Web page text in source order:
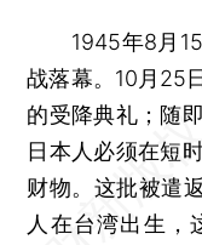
1945年8月15
战落幕。10月25
的受降典礼；随
日本人必须在短
财物。这批被遣
人在台湾出生，